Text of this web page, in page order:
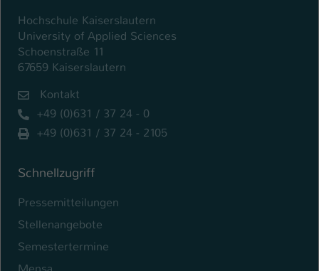
Hochschule Kaiserslautern
University of Applied Sciences
Schoenstraße 11
67659 Kaiserslautern
Kontakt
+49 (0)631 / 37 24 - 0
+49 (0)631 / 37 24 - 2105
Schnellzugriff
Pressemitteilungen
Stellenangebote
Semestertermine